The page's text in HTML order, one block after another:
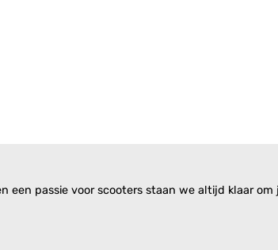
passie voor scooters staan we altijd klaar om